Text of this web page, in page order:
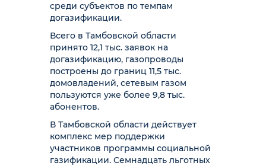
среди субъектов по темпам
догазификации.
Всего в Тамбовской области
принято 12,1 тыс. заявок на
догазификацию, газопроводы
построены до границ 11,5 тыс.
домовладений, сетевым газом
пользуются уже более 9,8 тыс.
абонентов.
В Тамбовской области действует
комплекс мер поддержки
участников программы социальной
газификации. Семнадцать льготных